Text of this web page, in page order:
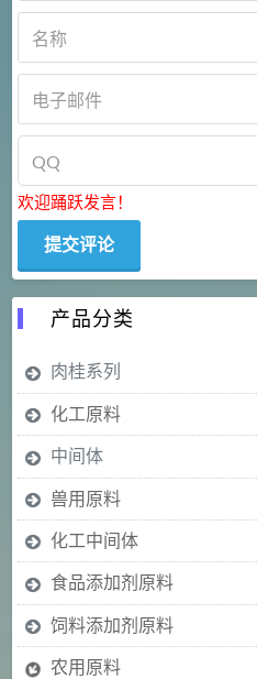
欢迎踊跃发言！
产品分类
肉桂系列
化工原料
中间体
兽用原料
化工中间体
食品添加剂原料
饲料添加剂原料
农用原料